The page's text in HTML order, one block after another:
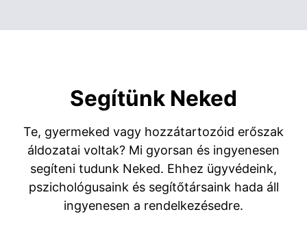
Segítünk Neked
Te, gyermeked vagy hozzátartozóid erőszak
áldozatai voltak? Mi gyorsan és ingyenesen
segíteni tudunk Neked. Ehhez ügyvédeink,
pszichológusaink és segítőtársaink hada áll
ingyenesen a rendelkezésedre.